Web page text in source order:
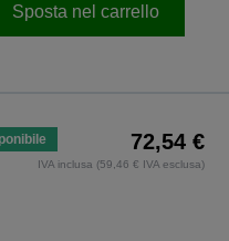
Sposta nel carrello
72,54 €
IVA inclusa (59,46 € IVA esclusa)